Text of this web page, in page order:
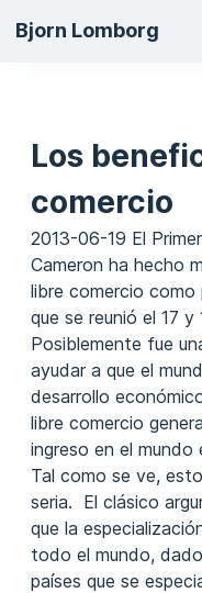
Bjorn Lomborg
Los
comercio
2013-06-19 El
Cameron ha hecho
libre comercio como
que se reunió el 17
Posiblemente fue
ayudar a que el
desarrollo
libre comercio
ingreso en el mundo
Tal como se ve,
seria. El clásico
que la
todo el mundo,
países que se